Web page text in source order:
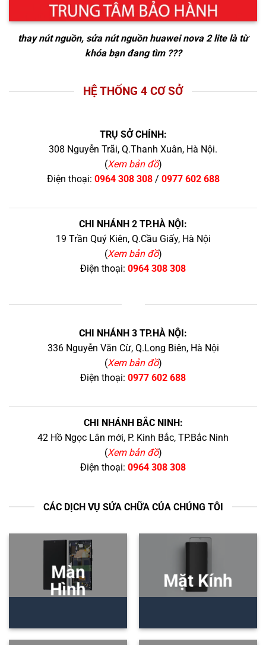
thay nút nguồn, sửa nút nguồn huawei nova 2 litelà từ
khóa bạn đang tìm ???
HỆ THỐNG 4 CƠ SỞ
TRỤ SỞ CHÍNH:
308 Nguyễn Trãi, Q.Thanh Xuân, Hà Nội.
(Xem bản đồ)
Điện thoại: 0964 308 308/ 0977 602 688
CHI NHÁNH 2 TP.HÀ NỘI:
19 Trần Quý Kiên, Q.Cầu Giấy, Hà Nội
(Xem bản đồ)
Điện thoại: 0964 308 308
CHI NHÁNH 3 TP.HÀ NỘI:
336 Nguyễn Văn Cừ, Q.Long Biên, Hà Nội
(Xem bản đồ)
Điện thoại: 0977 602 688
CHI NHÁNH BẮC NINH:
42 Hồ Ngọc Lân mới, P. Kinh Bắc, TP.Bắc Ninh
(Xem bản đồ)
Điện thoại: 0964 308 308
CÁC DỊCH VỤ SỬA CHỮA CỦA CHÚNG TÔI
Màn
Hình
Mặt Kính